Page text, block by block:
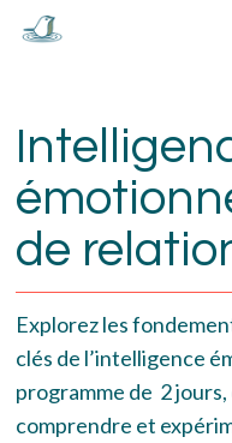
de
Explorez les
clés de l’intelligence
programme de 2
comprendre et